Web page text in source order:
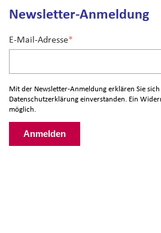
Newsletter-Anmeldung
E-Mail-Adresse*
Mit der Newsletter-Anmeldung erklären Sie
Datenschutzerklärungeinverstanden. Ein
möglich.